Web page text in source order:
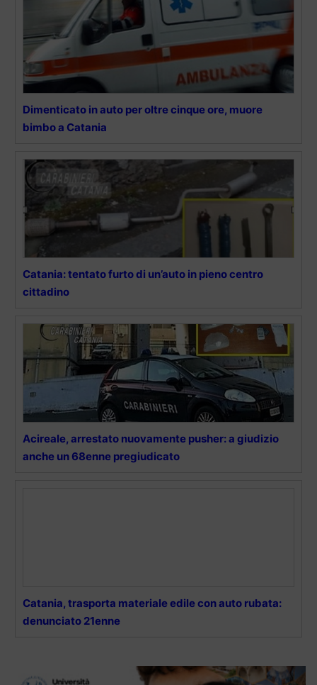
Dimenticato in auto per oltre cinque ore, muore
bimbo a Catania
Catania: tentato furto di un’auto in pieno centro
cittadino
Acireale, arrestato nuovamente pusher: a giudizio
anche un 68enne pregiudicato
Catania, trasporta materiale edile con auto rubata:
denunciato 21enne